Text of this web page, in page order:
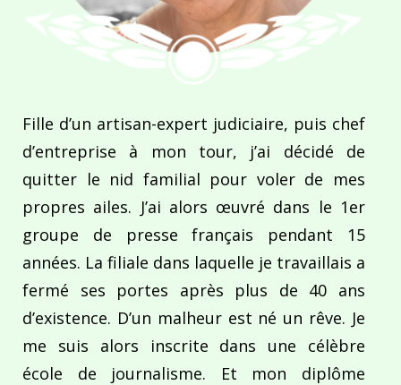
Fille d’un artisan-expert judiciaire, puis chef
d’entreprise à mon tour, j’ai décidé de
quitter le nid familial pour voler de mes
propres ailes. J’ai alors œuvré dans le 1er
groupe de presse français pendant 15
années. La filiale dans laquelle je travaillais a
fermé ses portes après plus de 40 ans
d’existence. D’un malheur est né un rêve. Je
me suis alors inscrite dans une célèbre
école de journalisme. Et mon diplôme